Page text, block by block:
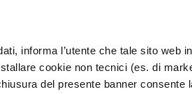
informa l’utente che tale sito web
cookie non tecnici (es. di
del presente banner consente